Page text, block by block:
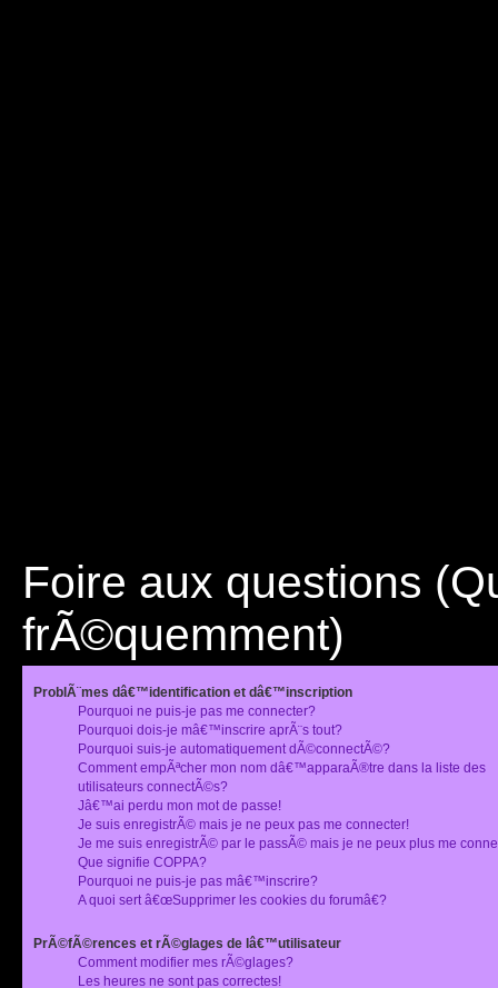
Foire aux questions
frÃ©quemment)
ProblÃ¨mes dâ€™identification et dâ€™inscription
Pourquoi ne puis-je pas me connecter?
Pourquoi dois-je mâ€™inscrire aprÃ¨s tout?
Pourquoi suis-je automatiquement dÃ©connectÃ©?
Comment empÃªcher mon nom dâ€™apparaÃ®tre dans la liste des
utilisateurs connectÃ©s?
Jâ€™ai perdu mon mot de passe!
Je suis enregistrÃ© mais je ne peux pas me connecter!
Je me suis enregistrÃ© par le passÃ© mais je ne peux plus me
Que signifie COPPA?
Pourquoi ne puis-je pas mâ€™inscrire?
A quoi sert â€œSupprimer les cookies du forumâ€?
PrÃ©fÃ©rences et rÃ©glages de lâ€™utilisateur
Comment modifier mes rÃ©glages?
Les heures ne sont pas correctes!